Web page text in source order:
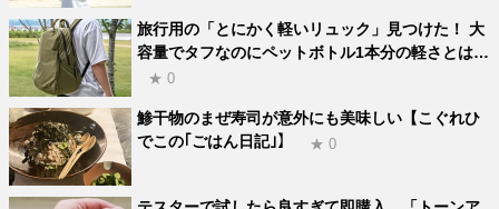
旅行用の「とにかく軽いリュック」見つけた！ 大
容量でタフなのにペットボトル1本分の軽さとは…
★ 0
鯵干物のまぜ寿司が意外にも美味しい【こぐれひ
でこの｢ごはん日記｣】
★ 0